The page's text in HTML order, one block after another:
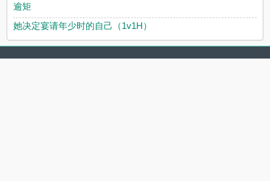
逾矩
她决定宴请年少时的自己（1v1H）